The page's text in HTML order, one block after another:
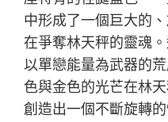
中形成了一個巨大的
在爭奪林天秤的靈魂
以單戀能量為武器的
色與金色的光芒在林
創造出一個不斷旋轉